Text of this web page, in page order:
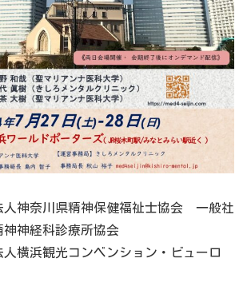
神奈川県精神保健福祉士協会 一般社
神神経科診療所協会
人横浜観光コンベンション・ビューロ